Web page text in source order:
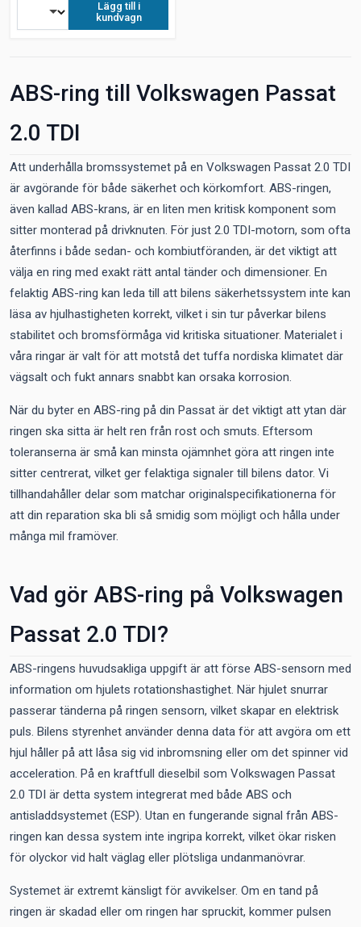
Lägg till i
kundvagn
ABS-ring till Volkswagen Passat
2.0 TDI
Att underhålla bromssystemet på en Volkswagen Passat 2.0 TDI
är avgörande för både säkerhet och körkomfort. ABS-ringen,
även kallad ABS-krans, är en liten men kritisk komponent som
sitter monterad på drivknuten. För just 2.0 TDI-motorn, som ofta
återfinns i både sedan- och kombiutföranden, är det viktigt att
välja en ring med exakt rätt antal tänder och dimensioner. En
felaktig ABS-ring kan leda till att bilens säkerhetssystem inte kan
läsa av hjulhastigheten korrekt, vilket i sin tur påverkar bilens
stabilitet och bromsförmåga vid kritiska situationer. Materialet i
våra ringar är valt för att motstå det tuffa nordiska klimatet där
vägsalt och fukt annars snabbt kan orsaka korrosion.
När du byter en ABS-ring på din Passat är det viktigt att ytan där
ringen ska sitta är helt ren från rost och smuts. Eftersom
toleranserna är små kan minsta ojämnhet göra att ringen inte
sitter centrerat, vilket ger felaktiga signaler till bilens dator. Vi
tillhandahåller delar som matchar originalspecifikationerna för
att din reparation ska bli så smidig som möjligt och hålla under
många mil framöver.
Vad gör ABS-ring på Volkswagen
Passat 2.0 TDI?
ABS-ringens huvudsakliga uppgift är att förse ABS-sensorn med
information om hjulets rotationshastighet. När hjulet snurrar
passerar tänderna på ringen sensorn, vilket skapar en elektrisk
puls. Bilens styrenhet använder denna data för att avgöra om ett
hjul håller på att låsa sig vid inbromsning eller om det spinner vid
acceleration. På en kraftfull dieselbil som Volkswagen Passat
2.0 TDI är detta system integrerat med både ABS och
antisladdsystemet (ESP). Utan en fungerande signal från ABS-
ringen kan dessa system inte ingripa korrekt, vilket ökar risken
för olyckor vid halt väglag eller plötsliga undanmanövrar.
Systemet är extremt känsligt för avvikelser. Om en tand på
ringen är skadad eller om ringen har spruckit, kommer pulsen